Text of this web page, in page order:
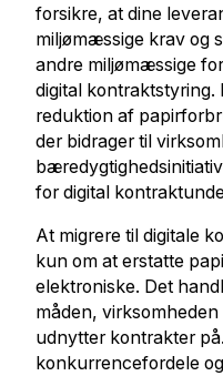
forsikre, at dine
miljømæssige krav og
andre miljømæssige
digital kontraktstyring.
reduktion af
der bidrager til
for digital
At migrere til digitale
kun om at erstatte
elektroniske. Det
måden,
udnytter kontrakter
konkurrencefordele